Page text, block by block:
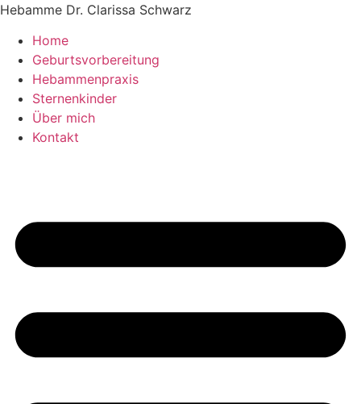
Zum
springen
Hebamme Dr. Clarissa Schwarz
Home
Geburtsvorbereitung
Hebammenpraxis
Sternenkinder
Über mich
Kontakt